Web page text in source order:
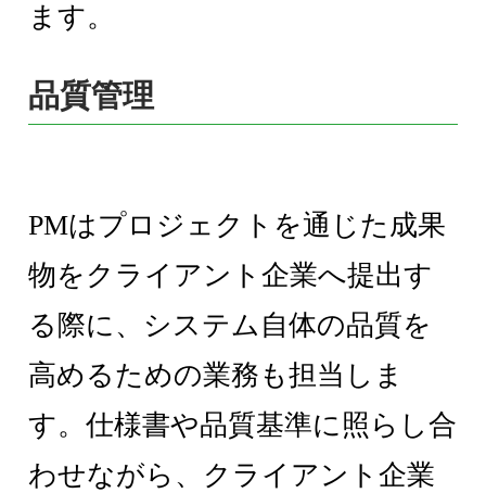
ます。
品質管理
PMはプロジェクトを通じた成果
物をクライアント企業へ提出す
る際に、システム自体の品質を
高めるための業務も担当しま
す。仕様書や品質基準に照らし合
わせながら、クライアント企業